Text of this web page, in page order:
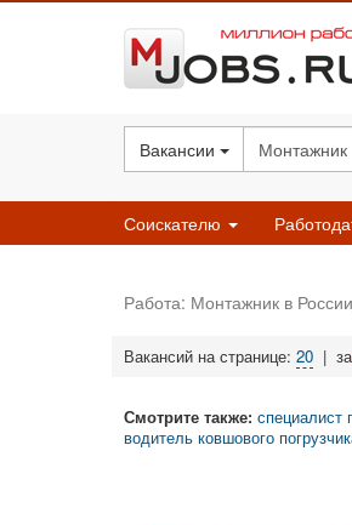
Вакансии
Соискателю
Работа: Монтажник в
Вакансий на странице: 20 | за
Смотрите также: специалист
водитель ковшового